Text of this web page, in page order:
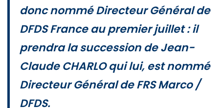
donc nommé Directeur Général de
DFDS France au premier juillet : il
prendra la succession de Jean-
Claude CHARLO qui lui, est nommé
Directeur Général de FRS Marco /
DFDS.